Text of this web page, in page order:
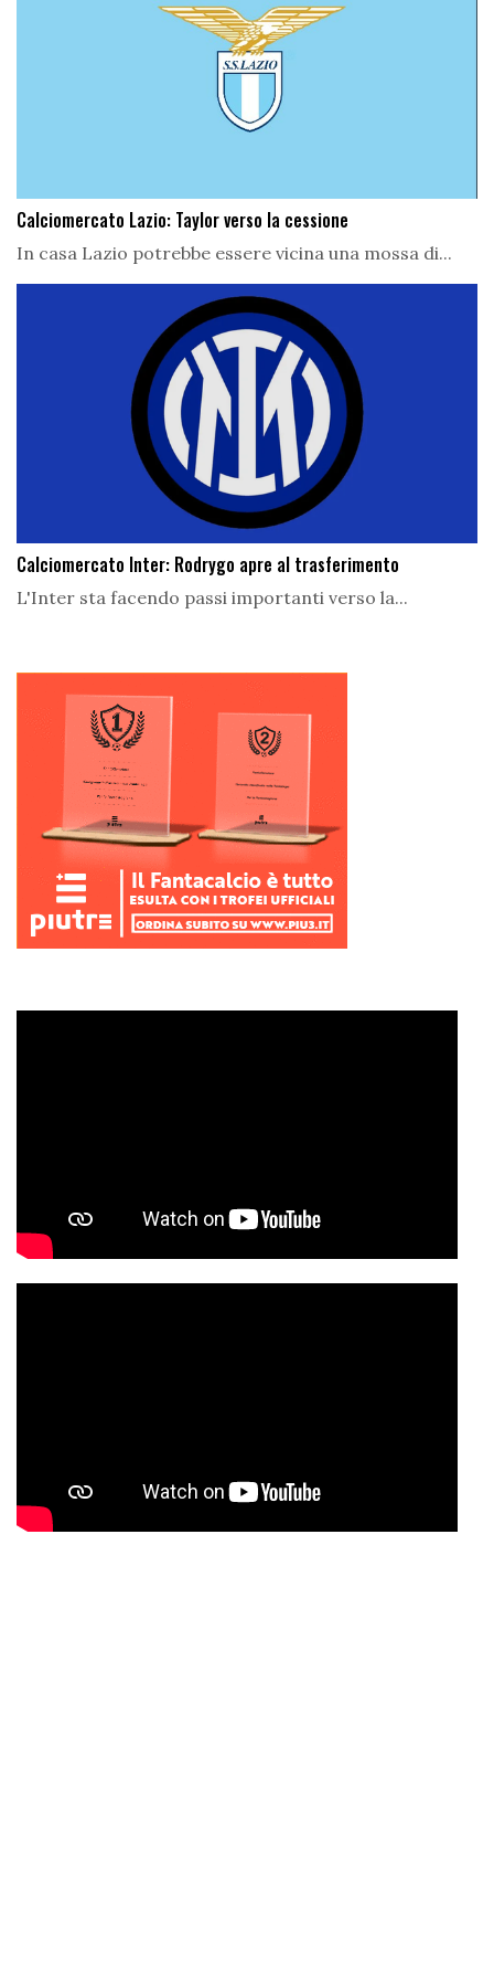
Calciomercato Lazio: Taylor verso la cessione
In casa Lazio potrebbe essere vicina una mossa di...
Calciomercato Inter: Rodrygo apre al trasferimento
L'Inter sta facendo passi importanti verso la...